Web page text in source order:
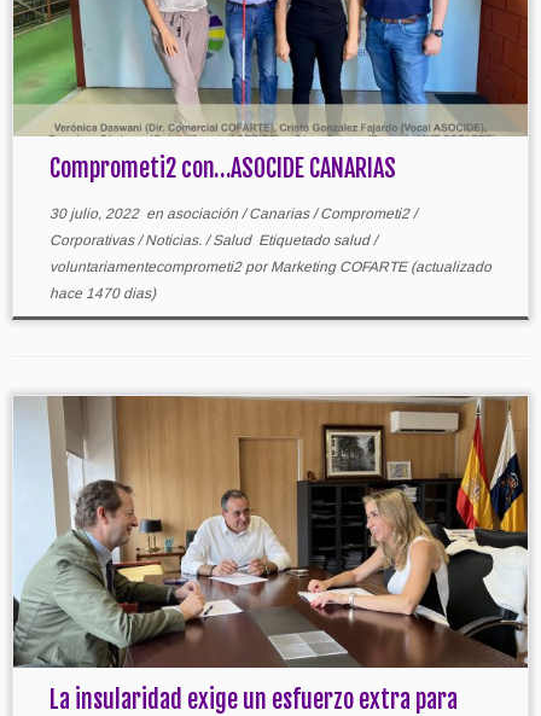
Comprometi2 con…ASOCIDE CANARIAS
30 julio, 2022en asociación /Canarias/Comprometi2/
Corporativas/Noticias. /Salud Etiquetado salud/
voluntariamentecomprometi2 porMarketing COFARTE(actualizado
hace 1470 dias)
La insularidad exige un esfuerzo extra para